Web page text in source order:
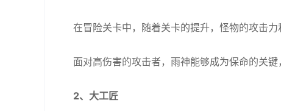
在冒险关卡中，随着关卡的提升，怪物的攻击力
面对高伤害的攻击者，雨神能够成为保命的关键
2、大工匠